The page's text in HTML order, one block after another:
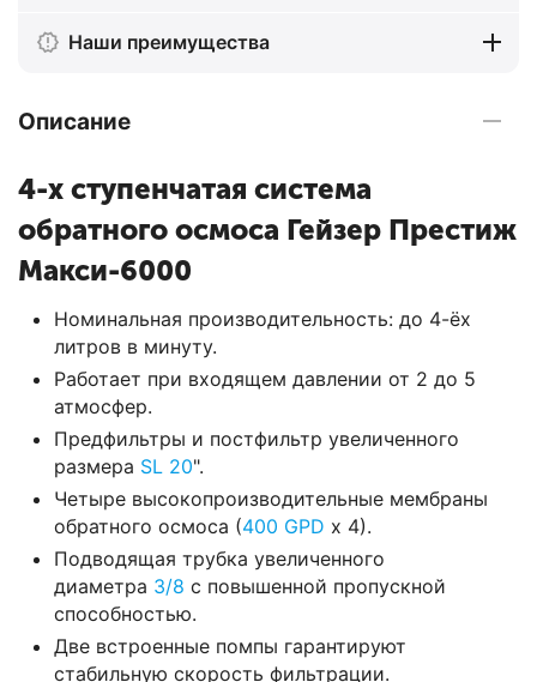
Наши преимущества
Описание
4-х ступенчатая система
обратного осмоса Гейзер Престиж
Макси-6000
Номинальная производительность: до 4-ёх
литров в минуту.
Работает при входящем давлении от 2 до 5
атмосфер.
Предфильтры и постфильтр увеличенного
размера SL 20".
Четыре высокопроизводительные мембраны
обратного осмоса (400 GPD х 4).
Подводящая трубка увеличенного
диаметра 3/8 с повышенной пропускной
способностью.
Две встроенные помпы гарантируют
стабильную скорость фильтрации.